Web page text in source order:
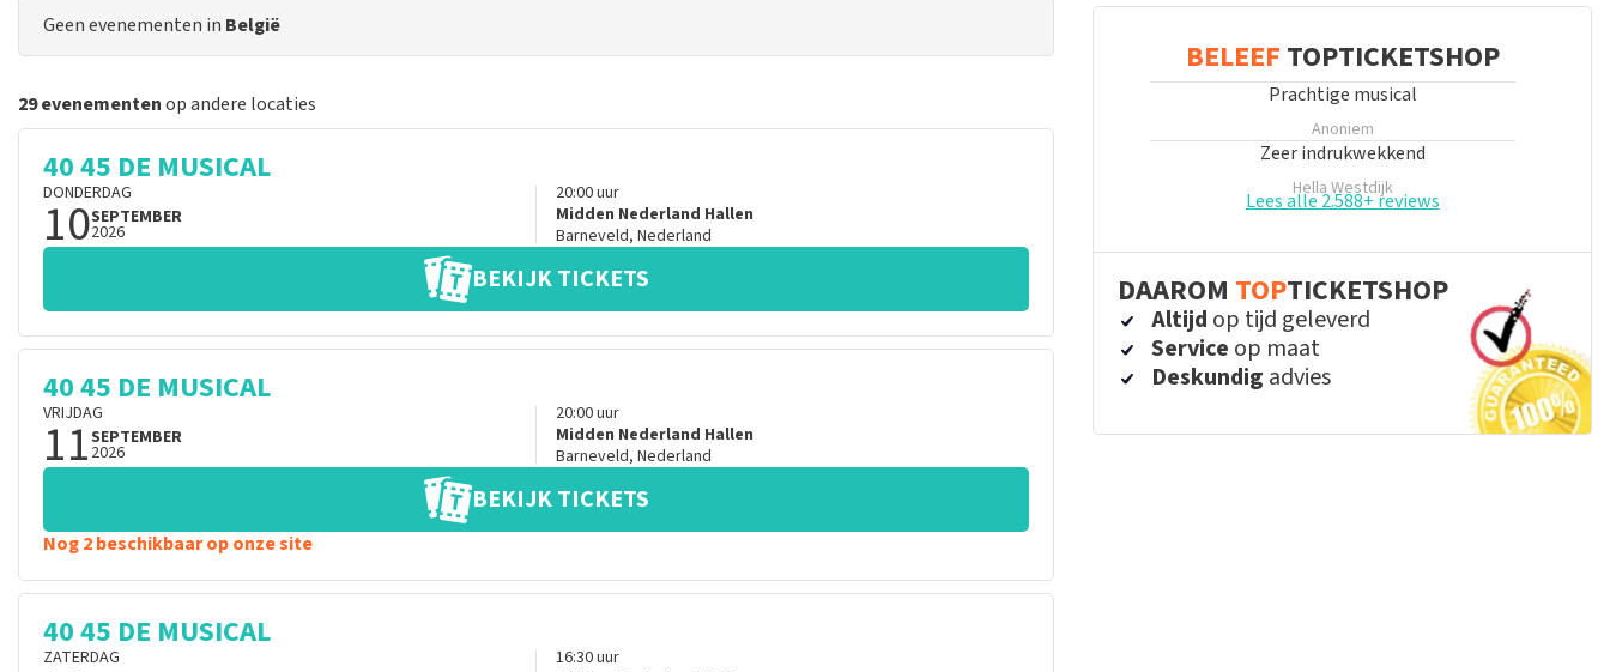
Geen evenementen in België
29 evenementenop andere locaties
40 45 DE MUSICAL
DONDERDAG
10SEPTEMBER
2026
20:00uur
Midden Nederland Hallen
Barneveld, Nederland
BEKIJK TICKETS
40 45 DE MUSICAL
VRIJDAG
11SEPTEMBER
2026
20:00uur
Midden Nederland Hallen
Barneveld, Nederland
BEKIJK TICKETS
Nog 2 beschikbaar op onze site
40 45 DE MUSICAL
ZATERDAG 16:30uur
BELEEF TOPTICKETSHOP
Prachtige musical
Anoniem
Zeer indrukwekkend
Hella Westdijk
Lees alle 2.588+ reviews
DAAROM TOPTICKETSHOP
Altijd op tijd geleverd
Service op maat
Deskundig advies